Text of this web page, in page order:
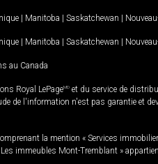
| Manitoba | Saskatchewan |
| Manitoba | Saskatchewan |
au Canada
Royal LePageMD et du service de
de l'information n'est pas garantie et
la mention « Services
Les immeubles Mont-Tremblant »